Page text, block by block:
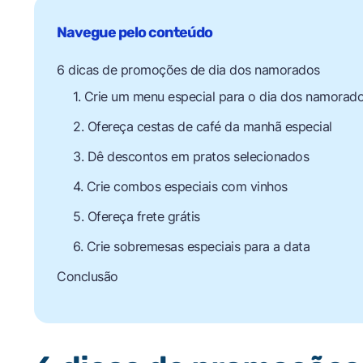
6 dicas de promoções de dia dos namorados
1. Crie um menu especial para o dia dos
2. Ofereça cestas de café da manhã especial
3. Dê descontos em pratos selecionados
4. Crie combos especiais com vinhos
5. Ofereça frete grátis
6. Crie sobremesas especiais para a data
Conclusão